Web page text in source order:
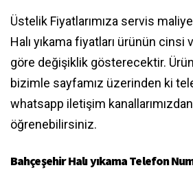
Üstelik Fiyatlarımıza servis
Halı yıkama fiyatları ürünün cinsi
göre değişiklik gösterecektir.
bizimle sayfamız üzerinden ki
whatsapp iletişim
öğrenebilirsiniz.
Bahçeşehir Halı yıkama Telefon